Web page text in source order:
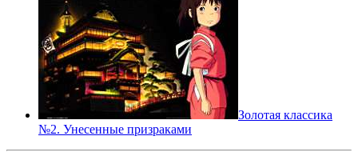
Золотая классика
№2. Унесенные призраками